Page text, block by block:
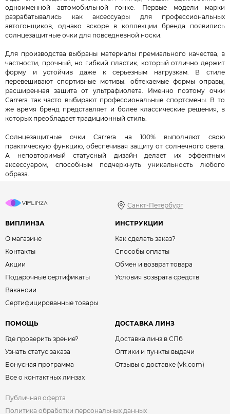
одноименной автомобильной гонке. Первые модели марки
разрабатывались как аксессуары для профессиональных
автогонщиков, однако вскоре в коллекции бренда появились
солнцезащитные очки для повседневной носки.
Для производства выбраны материалы премиального качества, в
частности, прочный, но гибкий пластик, который отлично держит
форму и устойчив даже к серьезным нагрузкам. В стиле
перевешивают спортивные мотивы: обтекаемые формы оправы,
расширенная защита от ультрафиолета. Именно поэтому очки
Carrera так часто выбирают профессиональные спортсмены. В то
же время бренд представляет и более классические решения, в
которых преобладает традиционный стиль.
Солнцезащитные очки Carrera на 100% выполняют свою
практическую функцию, обеспечивая защиту от солнечного света.
А неповторимый статусный дизайн делает их эффектным
аксессуаром, способным подчеркнуть уникальность любого
образа.
Санкт-Петербург
ВИПЛИНЗА
О магазине
Контакты
Акции
Подарочные сертификаты
Вакансии
Сертифицированные товары
ИНСТРУКЦИИ
Как сделать заказ?
Способы оплаты
Обмен и возврат товара
Условия возврата средств
ПОМОЩЬ
Где проверить зрение?
Узнать статус заказа
Бонусная программа
Все о контактных линзах
ДОСТАВКА ЛИНЗ
Доставка линз в СПб
Оптики и пункты выдачи
Отзывы о доставке (vk.com)
Публичная оферта
Политика обработки персональных данных